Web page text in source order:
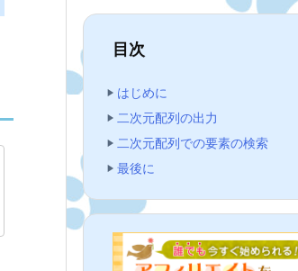
目次
はじめに
二次元配列の出力
二次元配列での要素の検索
最後に